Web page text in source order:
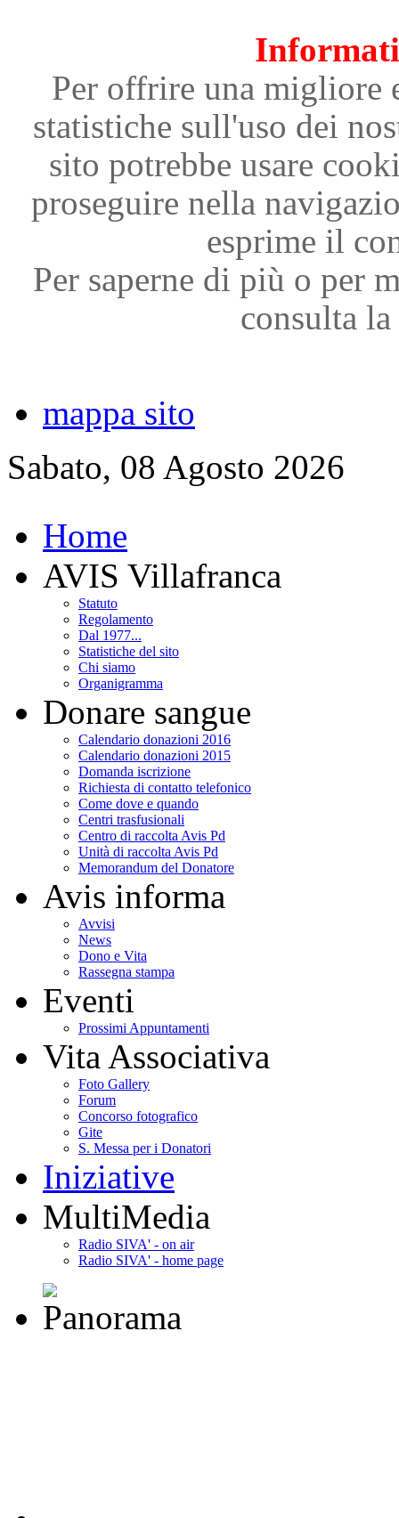
Per offrire una migliore
statistiche sull'uso dei
sito potrebbe usare
proseguire nella
esprime il
Per saperne di più o per
consulta
mappa sito
Sabato, 08 Agosto 2026
Home
AVIS Villafranca
Statuto
Regolamento
Dal 1977...
Statistiche del sito
Chi siamo
Organigramma
Donare sangue
Calendario donazioni 2016
Calendario donazioni 2015
Domanda iscrizione
Richiesta di contatto telefonico
Come dove e quando
Centri trasfusionali
Centro di raccolta Avis Pd
Unità di raccolta Avis Pd
Memorandum del Donatore
Avis informa
Avvisi
News
Dono e Vita
Rassegna stampa
Eventi
Prossimi Appuntamenti
Vita Associativa
Foto Gallery
Forum
Concorso fotografico
Gite
S. Messa per i Donatori
Iniziative
MultiMedia
Radio SIVA' - on air
Radio SIVA' - home page